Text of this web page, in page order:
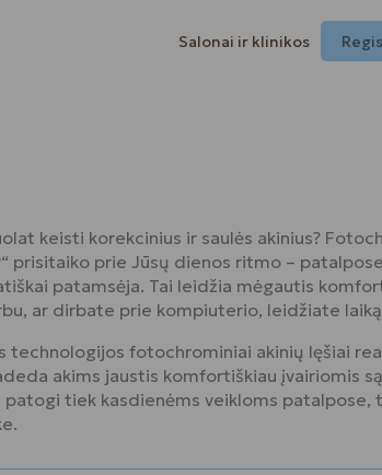
Salonai ir klinikos
keisti korekcinius ir saulės akinius?
prisitaiko prie Jūsų dienos ritmo –
patamsėja. Tai leidžia mėgautis
ar dirbate prie kompiuterio, leidžiate
technologijos fotochrominiai akinių lęšiai
akims jaustis komfortiškiau įvairiomis
patogi tiek kasdienėms veikloms patalpose,